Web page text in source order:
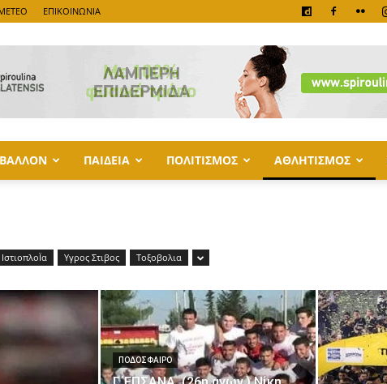
ΕΠΙΚΟΙΝΩΝΙΑ
ΠΑΙΔΕΙΑ ΠΟΛΙΤΙΣΜΟΣ ΑΘΛΗΤΙΣΜΟΣ
ΙστιοπλοΪα Υγρος Στιβος Τοξοβολια
ΠΟΔΟΣΦΑΙΡΟ